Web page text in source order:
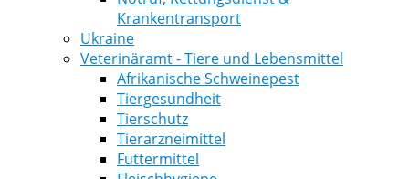
Krankentransport
Ukraine
Veterinäramt - Tiere und Lebensmittel
Afrikanische Schweinepest
Tiergesundheit
Tierschutz
Tierarzneimittel
Futtermittel